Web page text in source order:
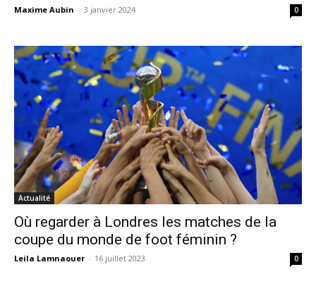
Maxime Aubin - 3 janvier 2024 0
Actualité
Où regarder à Londres les matches de la
coupe du monde de foot féminin ?
Leila Lamnaouer - 16 juillet 2023 0